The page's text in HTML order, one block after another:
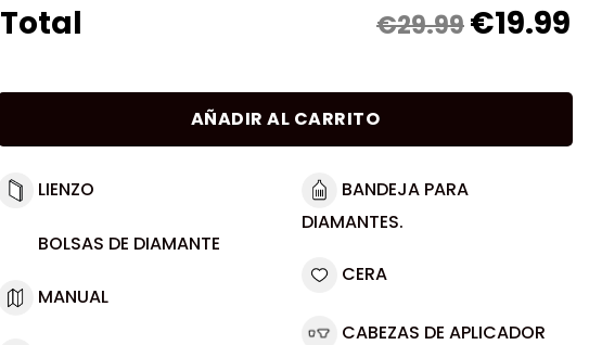
Total €29.99€19.99
AÑADIR AL CARRITO
LIENZO
BOLSAS DE DIAMANTE
MANUAL
BANDEJA PARA
DIAMANTES.
CERA
CABEZAS DE APLICADOR